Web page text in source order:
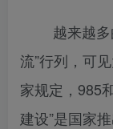
越来越多的
流”行列，可
家规定，985
建设”是国家